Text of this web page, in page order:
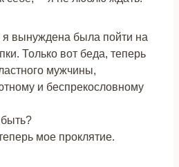
я вынуждена была пойти на
Только вот беда, теперь
мужчины,
и беспрекословному
мое проклятие.